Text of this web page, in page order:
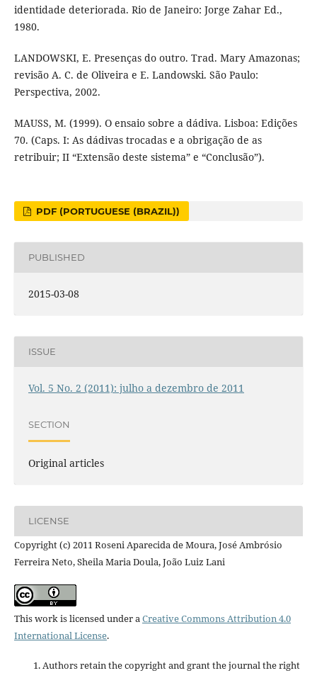
identidade deteriorada. Rio de Janeiro: Jorge Zahar Ed.,
1980.
LANDOWSKI, E. Presenças do outro. Trad. Mary Amazonas;
revisão A. C. de Oliveira e E. Landowski. São Paulo:
Perspectiva, 2002.
MAUSS, M. (1999). O ensaio sobre a dádiva. Lisboa: Edições
70. (Caps. I: As dádivas trocadas e a obrigação de as
retribuir; II “Extensão deste sistema” e “Conclusão”).
PDF (PORTUGUESE (BRAZIL))
PUBLISHED
2015-03-08
ISSUE
Vol. 5 No. 2 (2011): julho a dezembro de 2011
SECTION
Original articles
LICENSE
Copyright (c) 2011 Roseni Aparecida de Moura, José Ambrósio
Ferreira Neto, Sheila Maria Doula, João Luiz Lani
This work is licensed under aCreative Commons Attribution 4.0
International License.
Authors retain the copyright and grant the journal the right